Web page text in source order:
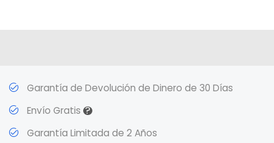
Garantía de Devolución de Dinero de 30 Días
Envío Gratis ?
Garantía Limitada de 2 Años